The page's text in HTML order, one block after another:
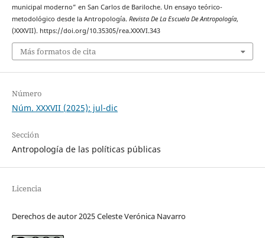
municipal moderno” en San Carlos de Bariloche. Un ensayo teórico-
metodológico desde la Antropología. Revista De La Escuela De Antropología,
(XXXVII). https://doi.org/10.35305/rea.XXXVI.343
Más formatos de cita
Número
Núm. XXXVII (2025): jul-dic
Sección
Antropología de las políticas públicas
Licencia
Derechos de autor 2025 Celeste Verónica Navarro